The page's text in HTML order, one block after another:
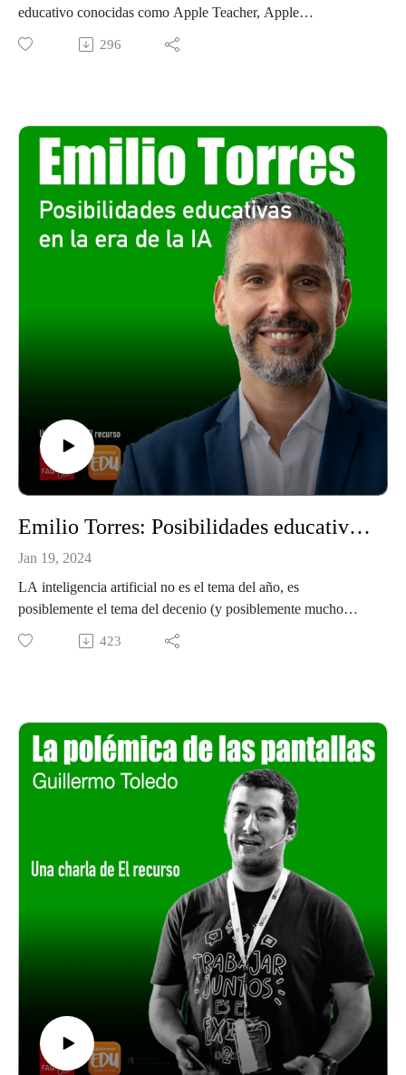
educativo conocidas como Apple Teacher, Apple
Distinguished Educator y Apple Professional Learning
especialist.
Ruben Benet
Como Apple Professional Learning Lead, Rubén Benet lidera
la comunidad de formadores educativos en España y se
dedica a ayudar a centros educativos y a docentes a
transformar el proceso de enseñanza-aprendizaje a través de la
implementación eficaz de las herramientas Apple. También es
profesor en la Universidad CEU UCH.
Puedes encontrar a Ruben Benet en:
296
Emilio Torres: Posibilidades educativas en la era de la IA
Jan 19, 2024
LA inteligencia artificial no es el tema del año, es
posiblemente el tema del decenio (y posiblemente mucho
más). Una de las áreas que parece entre de lleno en ella y que
puede cambiar radicalmente su estructura es la educación.
foco y un concepto claros de qué puede ser interesante
utilizar, desarrollar y acometer dentro de las aulas con nuestro
alumnado.
Par ello, nos visita de nuevo Emilio torres, director
Pedagógico para América y Europa de Progrentis. Podéis
encontrar a Emilio torres en:Emilio Torres
(Linkedin)TwitteXhttps://www.progrentis.com/
423